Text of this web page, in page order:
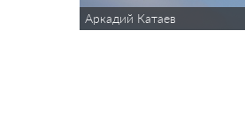
Аркадий Катаев